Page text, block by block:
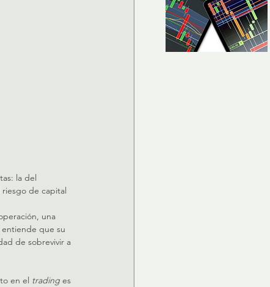
la del
de capital
una
que su
de sobrevivir a
en el trading es